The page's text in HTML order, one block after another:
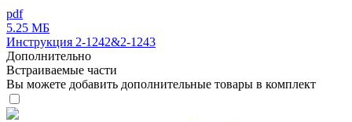
pdf
5.25 МБ
Инструкция 2-1242&2-1243
Дополнительно
Встраиваемые части
Вы можете добавить дополнительные товары в комплект